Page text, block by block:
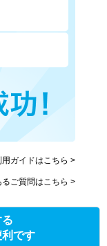
ガイドはこちら >
るご質問はこちら >
です